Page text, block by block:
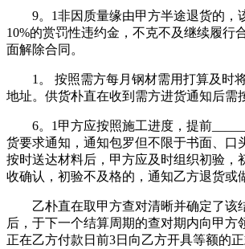
9。1非因质量缘由甲方半途退货的，
10%的赏罚性违约金，不克不及继续履行
面解除合同。
1。 按照需方每月钢材需用打算及时
地址。供货朴直在收到需方进货通知后需
6。1甲方应按照施工进度，提前
货要求通知，通知包罗但不限于书面、口
按时送达材料后，甲方应及时组织初验，
收确认，初验不及格的，通知乙方退货或
乙朴直在取甲方查对清晰并确定了该
后，于下一个结算周期的查对期内向甲方
正在乙方付款日前3日向乙方开具等额的